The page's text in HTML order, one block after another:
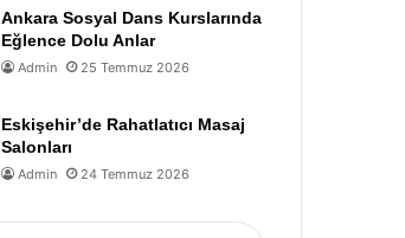
Ankara Sosyal Dans Kurslarında
Eğlence Dolu Anlar
Admin 25 Temmuz 2026
Eskişehir’de Rahatlatıcı Masaj
Salonları
Admin 24 Temmuz 2026